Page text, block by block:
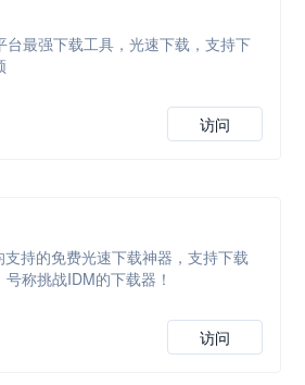
台最强下载工具，光速下载，支持下
访问
支持的免费光速下载神器，支持下载
号称挑战IDM的下载器！
访问